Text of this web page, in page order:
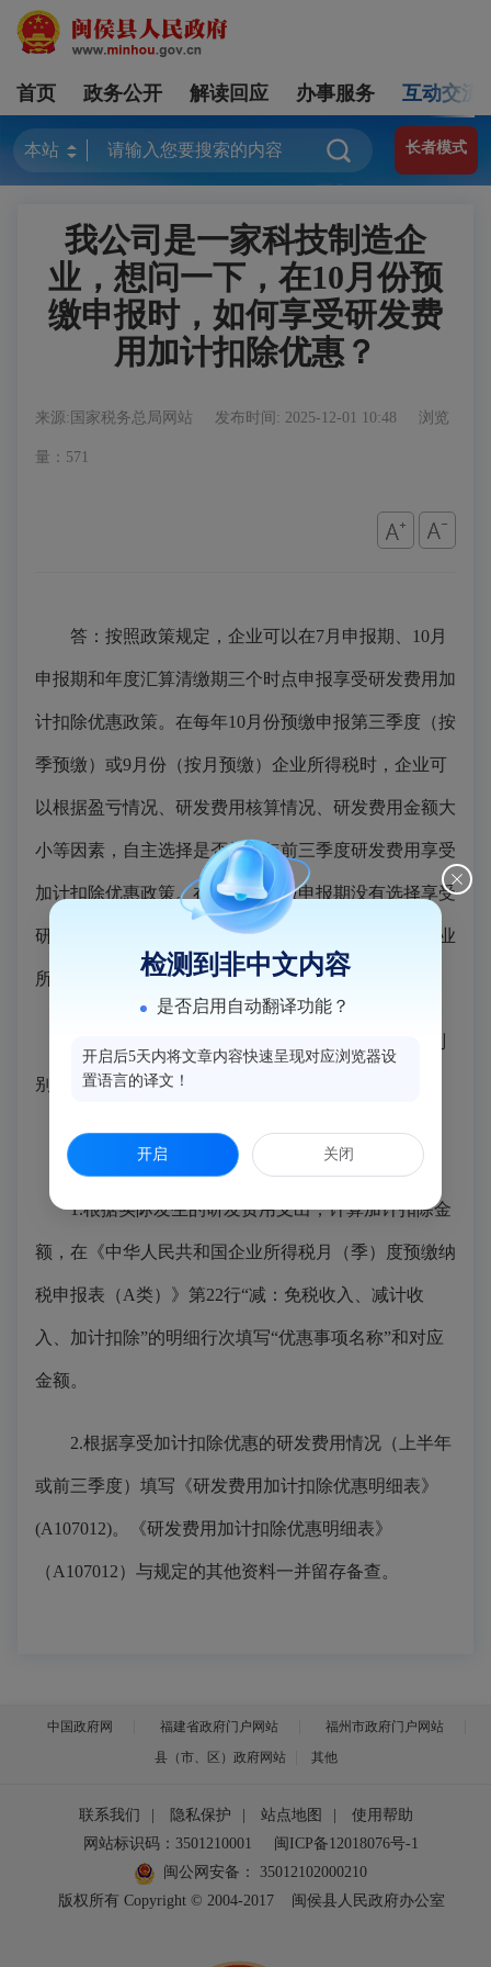
首页 政务公开 解读回应 办事服务 互动交流
长者模式
我公司是一家科技制造企
业，想问一下，在10月份预
缴申报时，如何享受研发费
用加计扣除优惠？
来源:国家税务总局网站 发布时间: 2025-12-01 10:48 浏览
量：571
答：按照政策规定，企业可以在7月申报期、10月
申报期和年度汇算清缴期三个时点申报享受研发费用加
计扣除优惠政策。在每年10月份预缴申报第三季度（按
季预缴）或9月份（按月预缴）企业所得税时，企业可
以根据盈亏情况、研发费用核算情况、研发费用金额大
小等因素，自主选择是否就当年前三季度研发费用享受
加计扣除优惠政策。在10月份预缴申报期没有选择享受
研发费用加计扣除优惠政策的，可以在办理当年度企业
所得税汇算清缴时统一享受。
别、申报享受、相关资料留存备查”的办理方式。
填报报表时应这样操作：
1.根据实际发生的研发费用支出，计算加计扣除金
额，在《中华人民共和国企业所得税月（季）度预缴纳
税申报表（A类）》第22行“减：免税收入、减计收
入、加计扣除”的明细行次填写“优惠事项名称”和对应
金额。
2.根据享受加计扣除优惠的研发费用情况（上半年
或前三季度）填写《研发费用加计扣除优惠明细表》
(A107012)。《研发费用加计扣除优惠明细表》
（A107012）与规定的其他资料一并留存备查。
中国政府网 福建省政府门户网站
福州市政府门户网站
县（市、区）政府网站
其他
联系我们 隐私保护 站点地图
使用帮助
网站标识码：3501210001
闽ICP备12018076号-1
闽公网安备：
35012102000210
版权所有 Copyright © 2004-2017
闽侯县人民政府办公室
检测到非中文内容
是否启用自动翻译功能？
开启后5天内将文章内容快速呈现对应浏览器设
置语言的译文！
开启 关闭